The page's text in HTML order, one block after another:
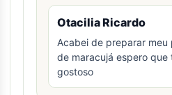
Otacilia Ricardo
Acabei de preparar meu
de maracujá espero que
gostoso